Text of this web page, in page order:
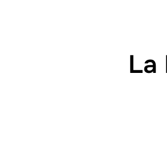
La